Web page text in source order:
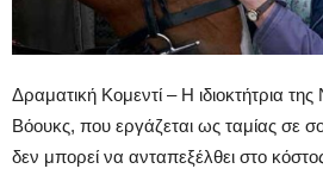
Δραματική Κομεντί – Η ιδιοκτήτρια
Βόουκς, που εργάζεται ως ταμίας σε
δεν μπορεί να ανταπεξέλθει στο